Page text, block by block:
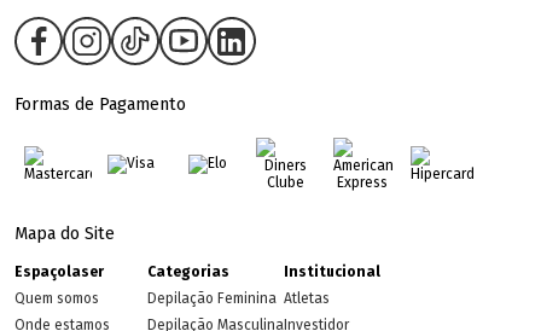
Formas de Pagamento
Mapa do Site
Espaçolaser
Quem somos
Onde estamos
Categorias
Depilação Feminina
Depilação Masculina
Institucional
Atletas
Investidor